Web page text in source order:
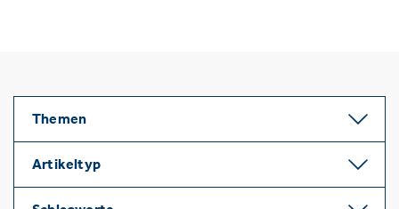
Themen
Artikeltyp